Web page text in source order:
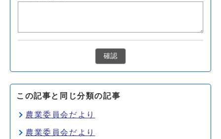
確認
この記事と同じ分類の記事
農業委員会だより
農業委員会だより